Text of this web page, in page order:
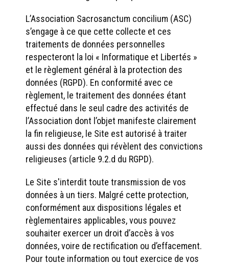
L’Association Sacrosanctum concilium (ASC)
s’engage à ce que cette collecte et ces
traitements de données personnelles
respecteront la loi « Informatique et Libertés »
et le règlement général à la protection des
données (RGPD). En conformité avec ce
règlement, le traitement des données étant
effectué dans le seul cadre des activités de
l’Association dont l’objet manifeste clairement
la fin religieuse, le Site est autorisé à traiter
aussi des données qui révèlent des convictions
religieuses (article 9.2.d du RGPD).
Le Site s'interdit toute transmission de vos
données à un tiers. Malgré cette protection,
conformément aux dispositions légales et
règlementaires applicables, vous pouvez
souhaiter exercer un droit d’accès à vos
données, voire de rectification ou d’effacement.
Pour toute information ou tout exercice de vos